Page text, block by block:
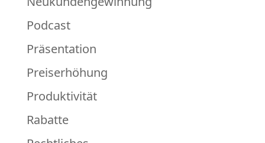
Podcast
Präsentation
Preiserhöhung
Produktivität
Rabatte